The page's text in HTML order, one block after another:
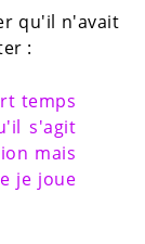
qu'il n'avait
:
temps
s'agit
mais
je joue